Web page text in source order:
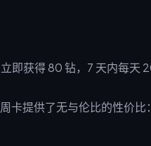
卡提供了无与伦比的性价比：